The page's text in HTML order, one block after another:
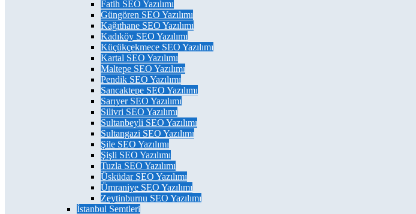
Fatih SEO Yazılımı
Güngören SEO Yazılımı
Kağıthane SEO Yazılımı
Kadıköy SEO Yazılımı
Küçükçekmece SEO Yazılımı
Kartal SEO Yazılımı
Maltepe SEO Yazılımı
Pendik SEO Yazılımı
Sancaktepe SEO Yazılımı
Sarıyer SEO Yazılımı
Silivri SEO Yazılımı
Sultanbeyli SEO Yazılımı
Sultangazi SEO Yazılımı
Şile SEO Yazılımı
Şişli SEO Yazılımı
Tuzla SEO Yazılımı
Üsküdar SEO Yazılımı
Ümraniye SEO Yazılımı
Zeytinburnu SEO Yazılımı
İstanbul Semtleri